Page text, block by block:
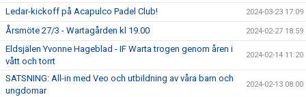
Ledar-kickoff på Acapulco Padel Club! 2024-03-23 17:09
Årsmöte 27/3 - Wartagården kl 19.00 2024-02-27 18:59
Eldsjälen Yvonne Hageblad - IF Warta trogen genom åren i
vått och torrt
2024-02-14 11:20
SATSNING: All-in med Veo och utbildning av våra barn och
ungdomar
2024-02-13 08:00